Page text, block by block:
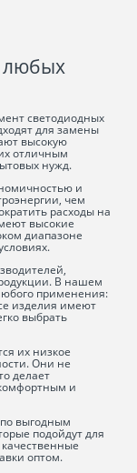
любых
светодиодных
для замены
высокую
отличным
нужд.
и
чем
расходы на
высокие
диапазоне
В нашем
применения:
изделия имеют
выбрать
их низкое
Они не
делает
и
выгодным
подойдут для
оптом.